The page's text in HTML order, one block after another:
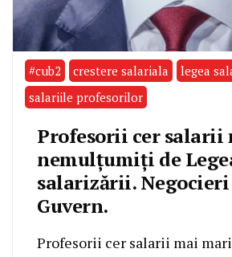
#cub2 crestere salariala legea
salariile profesorilor
Profesorii cer salarii
nemulțumiți de
salarizării.
Guvern.
Profesorii cer salarii mai